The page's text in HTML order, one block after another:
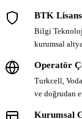
BTK
Bilgi
kurumsal
Operatör
Turkcell,
ve doğrudan
Kurumsal